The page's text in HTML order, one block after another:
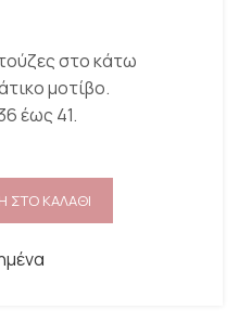
στο κάτω
μοτίβο.
έως 41.
ΣΤΟ ΚΑΛΑΘΙ